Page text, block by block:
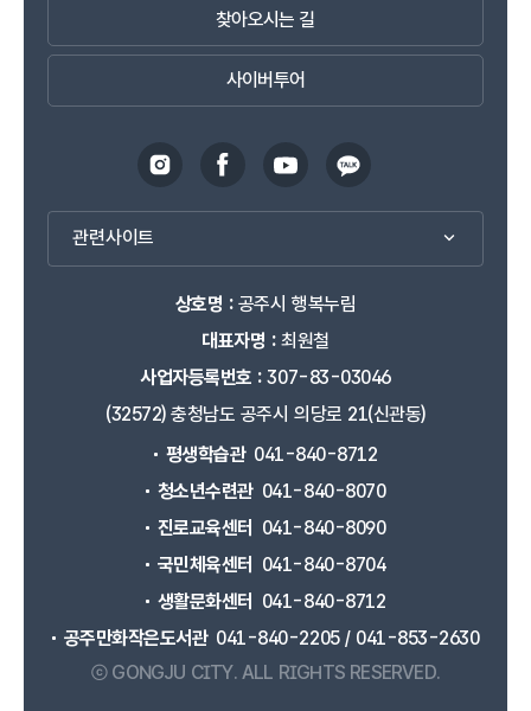
찾아오시는 길
사이버투어
관련사이트
상호명 :공주시 행복누림
대표자명 :최원철
사업자등록번호 :307-83-03046
(32572) 충청남도 공주시 의당로 21(신관동)
평생학습관 041-840-8712
청소년수련관 041-840-8070
진로교육센터
041-840-8090
국민체육센터
041-840-8704
생활문화센터
041-840-8712
공주만화작은도서관 041-840-2205 / 041-853-2630
ⓒ GONGJU CITY. ALL RIGHTS RESERVED.